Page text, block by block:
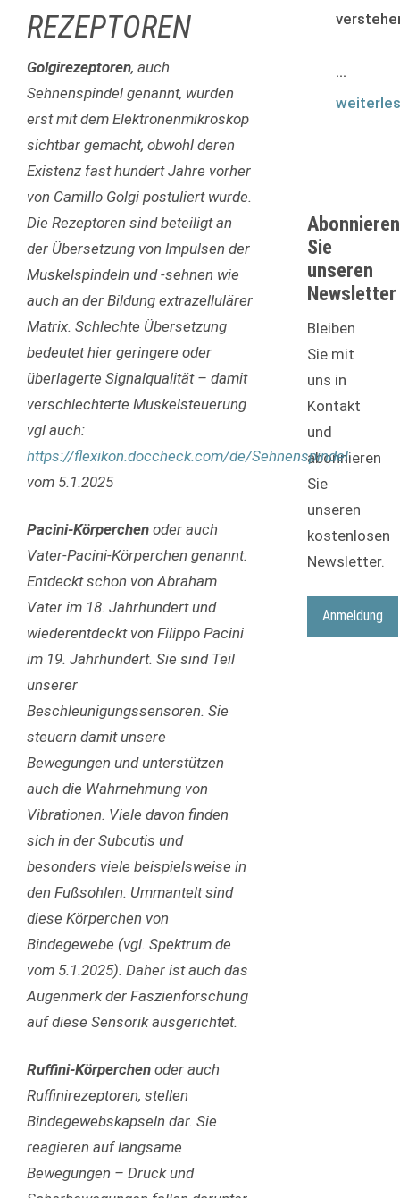
...
Abonnieren
Sie
unseren
Newsletter
Bleiben
Sie mit
uns in
Kontakt
und
abonnieren
Sie
unseren
kostenlosen
Newsletter.
Anmeldung
REZEPTOREN
Golgirezeptoren, auch
Sehnenspindel genannt, wurden
erst mit dem Elektronenmikroskop
sichtbar gemacht, obwohl deren
Existenz fast hundert Jahre vorher
von Camillo Golgi postuliert wurde.
Die Rezeptoren sind beteiligt an
der Übersetzung von Impulsen der
Muskelspindeln und -sehnen wie
auch an der Bildung extrazellulärer
Matrix. Schlechte Übersetzung
bedeutet hier geringere oder
überlagerte Signalqualität – damit
verschlechterte Muskelsteuerung
vgl auch:
https://flexikon.doccheck.com/de/Sehnenspindel
vom 5.1.2025
Pacini-Körperchen oder auch
Vater-Pacini-Körperchen genannt.
Entdeckt schon von Abraham
Vater im 18. Jahrhundert und
wiederentdeckt von Filippo Pacini
im 19. Jahrhundert. Sie sind Teil
unserer
Beschleunigungssensoren. Sie
steuern damit unsere
Bewegungen und unterstützen
auch die Wahrnehmung von
Vibrationen. Viele davon finden
sich in der Subcutis und
besonders viele beispielsweise in
den Fußsohlen. Ummantelt sind
diese Körperchen von
Bindegewebe (vgl. Spektrum.de
vom 5.1.2025). Daher ist auch das
Augenmerk der Faszienforschung
auf diese Sensorik ausgerichtet.
Ruffini-Körperchen oder auch
Ruffinirezeptoren, stellen
Bindegewebskapseln dar. Sie
reagieren auf langsame
Bewegungen – Druck und